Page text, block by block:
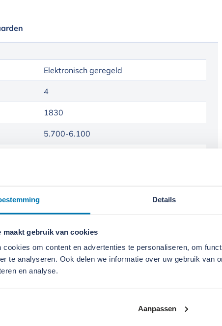
Details
maakt gebruik van cookies
cookies om content en advertenties te personaliseren, om
te analyseren. Ook delen we informatie over uw gebruik van
en analyse.
Aanpassen
Elektronisch geregeld
4
1830
5.700-6.100
Kohler